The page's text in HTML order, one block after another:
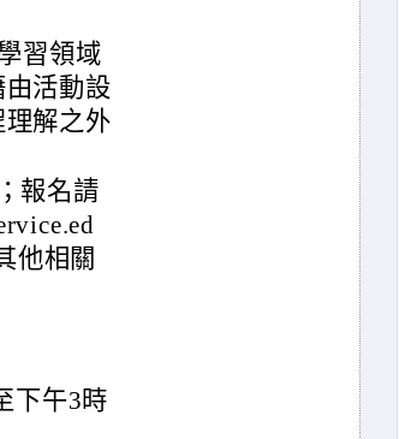
習領域
活動設
解之外
報名請
他相關
下午3時